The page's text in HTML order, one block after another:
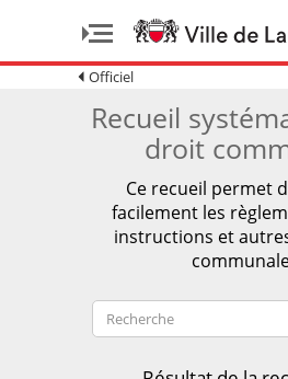
Officiel
Recueil
droit
Ce recueil permet
facilement les
instructions et